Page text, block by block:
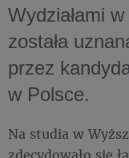
Wydziałami
została
przez
w Polsce.
Na studia w
zdecydowało się